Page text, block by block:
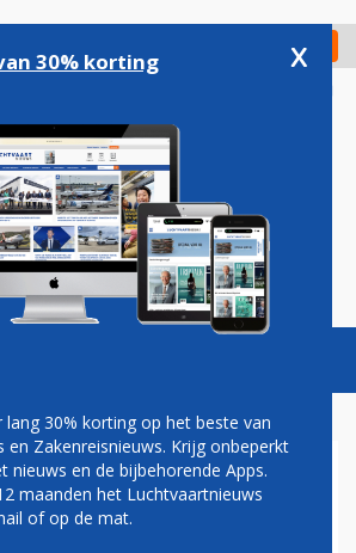
Check in
Podcasts Vacatures
30% korting x
lang 30% korting op het beste van
en Zakenreisnieuws. Krijg onbeperkt
nieuws en de bijbehorende Apps.
maanden het Luchtvaartnieuws
of op de mat.